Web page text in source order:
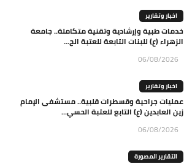
اخبار وتقارير
خدمات طبية وإرشادية وتقنية متكاملة.. جامعة
الزهراء (ع) للبنات التابعة للعتبة الح...
06/08/2026
اخبار وتقارير
عمليات جراحية وقسطرات قلبية.. مستشفى الإمام
زين العابدين (ع) التابع للعتبة الحسي...
06/08/2026
التقارير المصورة